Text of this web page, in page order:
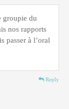
groupie du
nos rapports
passer à l’oral
Reply